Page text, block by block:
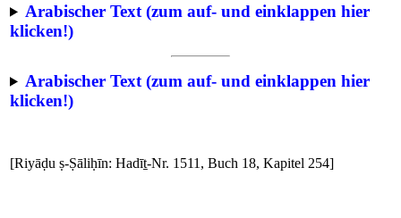
Arabischer Text (zum auf- und einklappen hier
klicken!)
Arabischer Text (zum auf- und einklappen hier
klicken!)
[Riyāḍu ṣ-Ṣāliḥīn: Hadīṯ-Nr. 1511, Buch 18, Kapitel 254]